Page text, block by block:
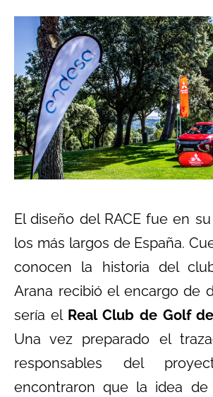
El diseño del RACE fue en
los más largos de España.
conocen la historia del
Arana recibió el encargo de
sería el Real Club de Golf
Una vez preparado el
responsables del
encontraron que la idea